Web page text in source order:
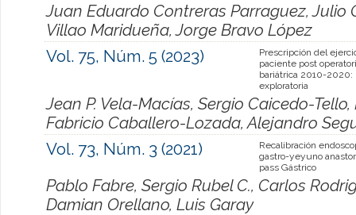
Juan Eduardo Contreras Parraguez, Julio
Villao Maridueña, Jorge Bravo López
Vol. 75, Núm. 5 (2023)
Prescripción del
paciente post
bariátrica 2010-2020:
exploratoria
Jean P. Vela-Macías, Sergio Caicedo-
Fabricio Caballero-Lozada, Alejandro
Vol. 73, Núm. 3 (2021)
Recalibración
gastro-yeyuno
pass Gástrico
Pablo Fabre, Sergio Rubel C., Carlos
Damian Orellano, Luis Garay